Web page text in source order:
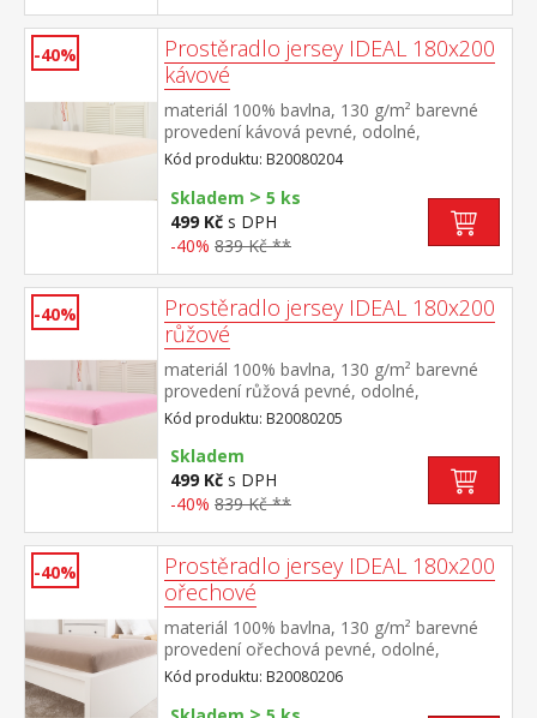
-40%
Prostěradlo jersey IDEAL 180x200
kávové
materiál 100% bavlna, 130 g/m² barevné
provedení kávová pevné, odolné,
stálobarevné, obšito gumou pro matrace
do výšky 25 cm pratelné do 60 °C
Kód produktu: B20080204
Skladem > 5 ks
499 Kč s DPH
-40% 839 Kč **
-40%
Prostěradlo jersey IDEAL 180x200
růžové
materiál 100% bavlna, 130 g/m² barevné
provedení růžová pevné, odolné,
stálobarevné, obšito gumou pro matrace
do výšky 25 cm pratelné do 60 °C
Kód produktu: B20080205
Skladem
499 Kč s DPH
-40% 839 Kč **
-40%
Prostěradlo jersey IDEAL 180x200
ořechové
materiál 100% bavlna, 130 g/m² barevné
provedení ořechová pevné, odolné,
stálobarevné, obšito gumou pro matrace
do výšky 25 cm pratelné do 60 °C
Kód produktu: B20080206